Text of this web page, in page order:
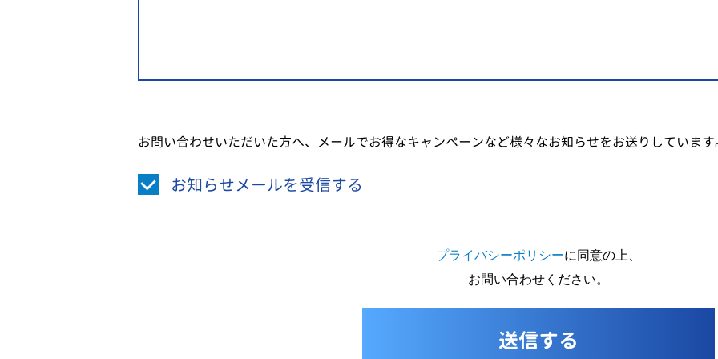
お問い合わせいただいた方へ、メールでお得なキャンペーンなど様々なお知らせをお送りしています
お知らせメールを受信する
プライバシーポリシーに同意の上、
お問い合わせください。